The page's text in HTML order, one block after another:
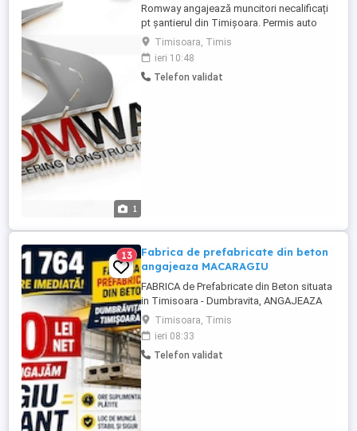
1
Romway angajează muncitori necalificați
pt șantierul din Timișoara. Permis auto
obligatoriu Cei interesați va rog sa sunati
la Nr
Timisoara, Timis
ieri 10:48
Telefon validat
13
Fabrica de prefabricate din beton
angajeaza MACARAGIU
FABRICA de Prefabricate din Beton situata
in Timisoara - Dumbravita, ANGAJEAZA
MACARAGII POD RULANT cu calificare
macaragiu grupa E + autorizatie Iscir
valabila!!! - Salariul intre 7000- 7500 lei NET
- Ore suplimentare plătite - Loc de muncă
Timisoara, Timis
ieri 08:33
Telefon validat